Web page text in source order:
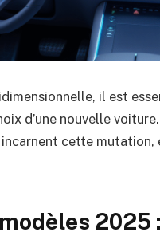
il est
d’une nouvelle
cette mutation,
2025